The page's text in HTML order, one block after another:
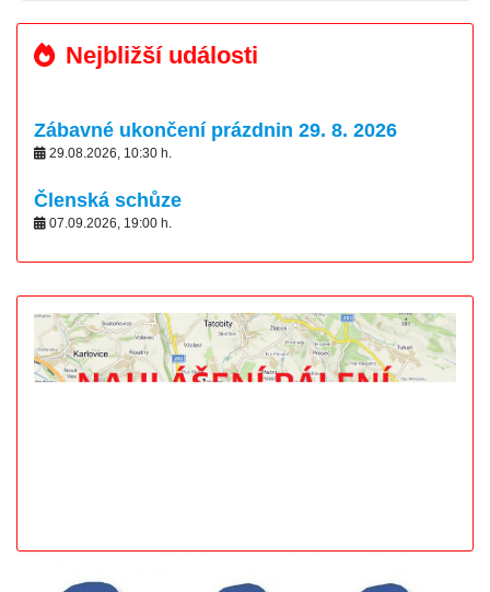
Nejbližší události
Zábavné ukončení prázdnin 29. 8. 2026
29.08.2026, 10:30 h.
Členská schůze
07.09.2026, 19:00 h.